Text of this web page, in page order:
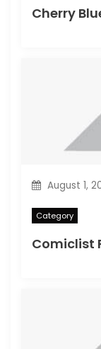
Cherry
August 1,
Category